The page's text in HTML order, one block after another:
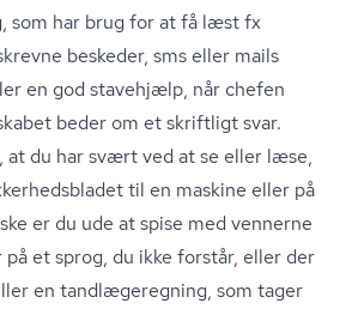
som har brug for at få læst fx
beskeder, sms eller mails
en god stavehjælp, når chefen
beder om et skriftligt svar.
at du har svært ved at se eller læse,
til en maskine eller på
er du ude at spise med vennerne
et sprog, du ikke forstår, eller der
en tand­læ­ge­reg­ning, som tager